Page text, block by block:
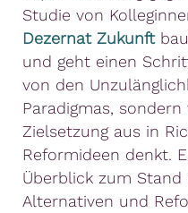
Studie von
Dezernat Zukunft
und geht einen
von den
Paradigmas,
Zielsetzung aus in
Reformideen denkt.
Überblick zum
Alternativen und